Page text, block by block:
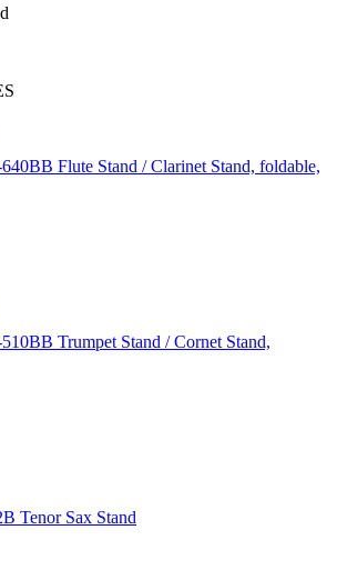
Flute Stand / Clarinet Stand, foldable,
Trumpet Stand / Cornet Stand,
Tenor Sax Stand